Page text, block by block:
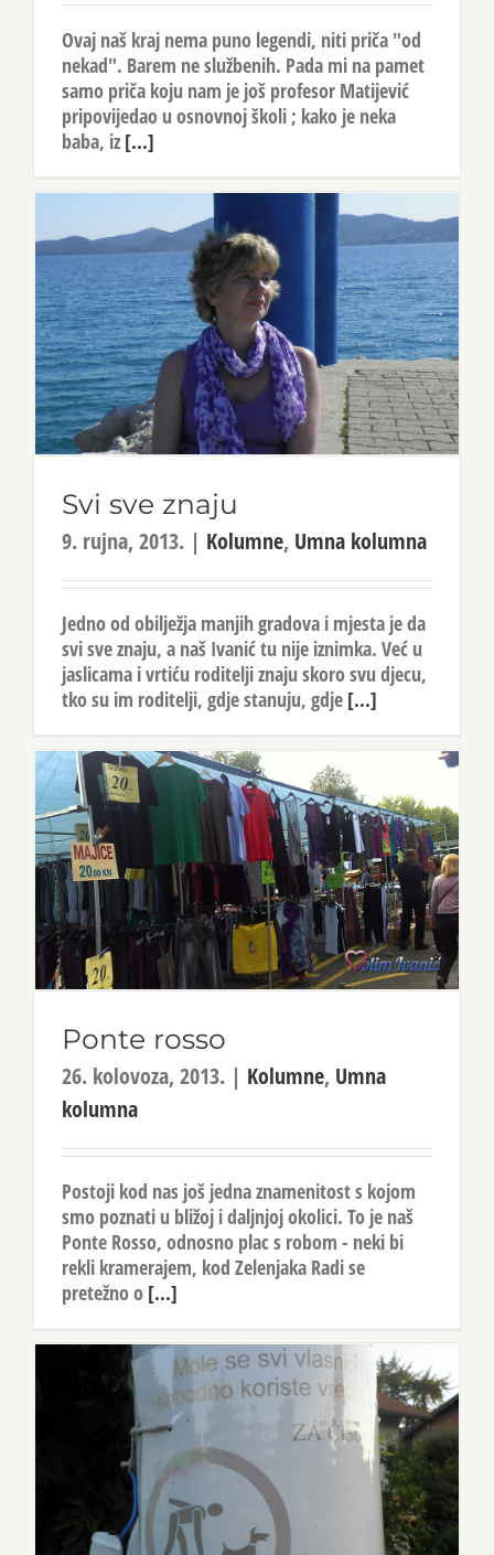
Ovaj naš kraj nema puno legendi, niti priča "od
nekad". Barem ne službenih. Pada mi na pamet
samo priča koju nam je još profesor Matijević
pripovijedao u osnovnoj školi ; kako je neka
baba, iz [...]
Svi sve znaju
9. rujna, 2013. | Kolumne, Umna kolumna
Jedno od obilježja manjih gradova i mjesta je da
svi sve znaju, a naš Ivanić tu nije iznimka. Već u
jaslicama i vrtiću roditelji znaju skoro svu djecu,
tko su im roditelji, gdje stanuju, gdje [...]
Ponte rosso
26. kolovoza, 2013. | Kolumne, Umna
kolumna
Postoji kod nas još jedna znamenitost s kojom
smo poznati u bližoj i daljnjoj okolici. To je naš
Ponte Rosso, odnosno plac s robom - neki bi
rekli kramerajem, kod Zelenjaka Radi se
pretežno o [...]